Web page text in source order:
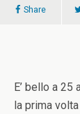
Share
E’ bello a
la prima